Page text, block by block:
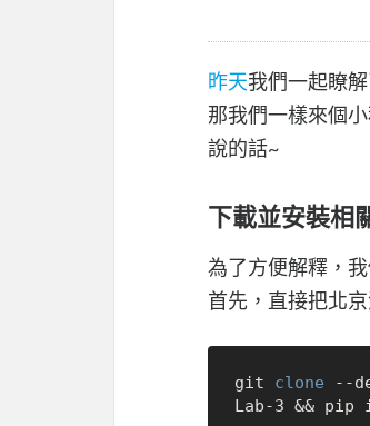
昨天我們一起瞭
那我們一樣來個
說的話~
下載並安裝相
為了方便解釋，
首先，直接把北
git clone --